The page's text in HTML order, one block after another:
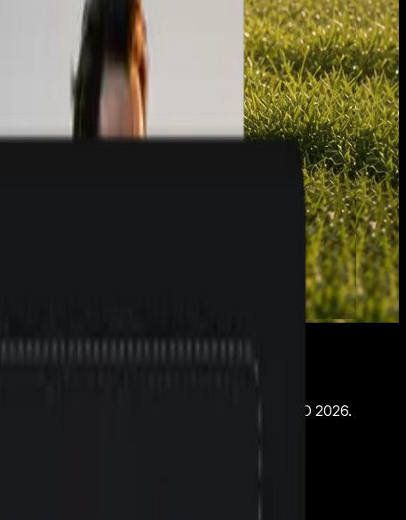
Videomodell, das anhand von
anpasst. Vorgestellt auf der Google I/O 2026.